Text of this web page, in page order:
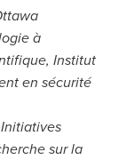
à
Institut
en sécurité
sur la